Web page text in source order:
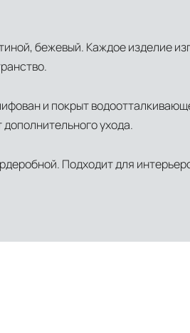
бежевый. Каждое изделие
и покрыт
ухода.
Подходит для